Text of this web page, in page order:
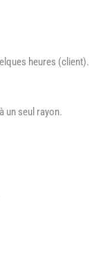
heures (client).
un seul rayon.